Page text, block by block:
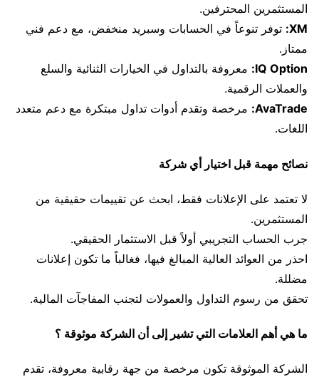
المستثمرين المحترفين.
XM: توفر تنوعاً في الحسابات وسبريد منخفض، مع دعم فني
ممتاز.
IQ Option: معروفة بالتداول في الخيارات الثنائية والسلع
والعملات الرقمية.
AvaTrade: مرخصة وتقدم أدوات تداول مبتكرة مع دعم متعدد
اللغات.
نصائح مهمة قبل اختيار أي شركة
لا تعتمد على الإعلانات فقط، ابحث عن تقييمات حقيقية من
المستثمرين.
جرب الحساب التجريبي أولاً قبل الاستثمار الحقيقي.
احذر من العوائد العالية المبالغ فيها، فغالباً ما تكون إعلانات
مضللة.
تحقق من رسوم التداول والعمولات لتجنب المفاجآت المالية.
ما هي أهم العلامات التي تشير إلى أن الشركة موثوقة ؟
الشركة الموثوقة تكون مرخصة من جهة رقابية معروفة، تقدم